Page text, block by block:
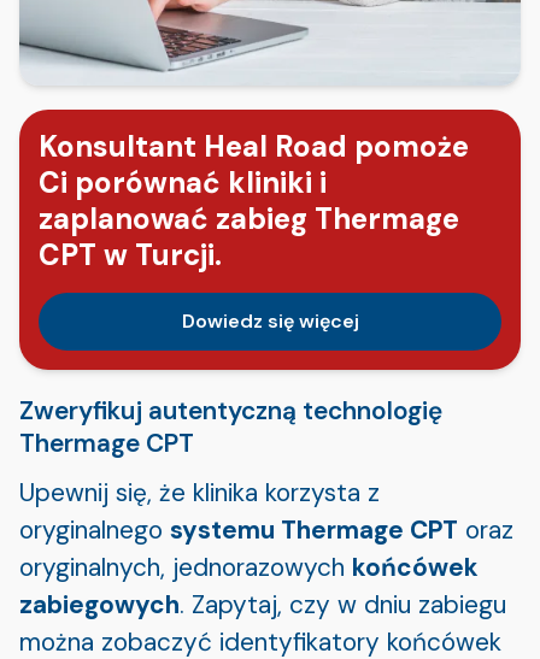
Konsultant Heal Road pomoże
Ci porównać kliniki i
zaplanować zabieg Thermage
CPT w Turcji.
Dowiedz się więcej
Zweryfikuj autentyczną technologię
Thermage CPT
Upewnij się, że klinika korzysta z
oryginalnego systemu Thermage CPT oraz
oryginalnych, jednorazowych końcówek
zabiegowych. Zapytaj, czy w dniu zabiegu
można zobaczyć identyfikatory końcówek